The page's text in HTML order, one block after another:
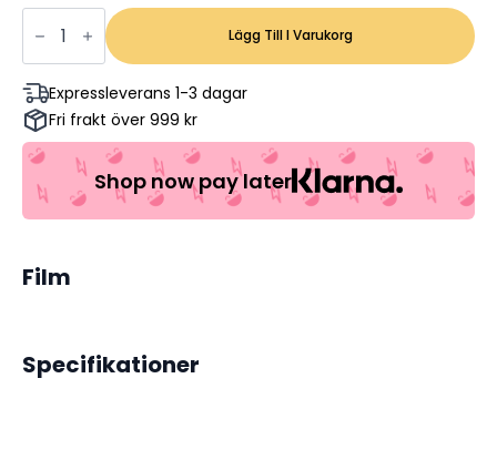
Nöjesmassakern
Sven
Melander,
Åke
Cato,
Gösta
Engström
(Begagnad
mängd
Lägg Till I Varukorg
Expressleverans 1-3 dagar
Fri frakt över 999 kr
Shop now pay later
Film
Specifikationer